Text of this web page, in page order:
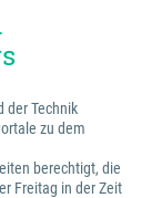
der Technik
zu dem
berechtigt, die
Freitag in der Zeit